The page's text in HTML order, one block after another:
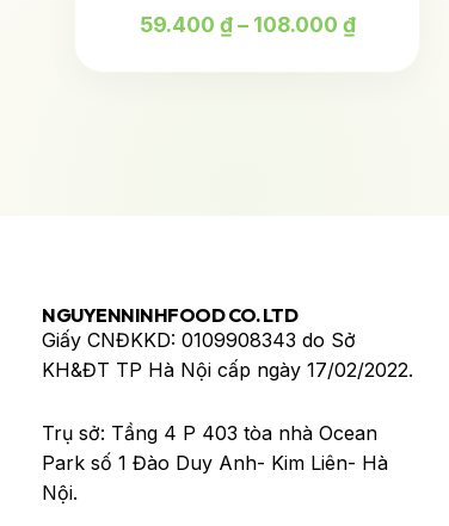
59.400 ₫ – 108.000 ₫đến
108.000 ₫
nhiều
trên
trang
sản
NGUYENNINHFOOD CO. LTD
Giấy CNĐKKD: 0109908343 do Sở
KH&ĐT TP Hà Nội cấp ngày 17/02/2022.
Trụ sở: Tầng 4 P 403 tòa nhà Ocean
Park số 1 Đào Duy Anh- Kim Liên- Hà
Nội.